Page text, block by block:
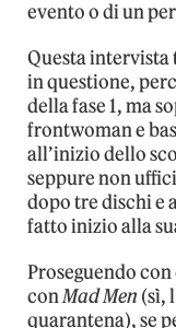
evento o di un
Questa
in questione,
della fase 1, ma
frontwoman e
all’inizio dello
seppure non
dopo tre dischi e
fatto inizio alla
Proseguendo
conMad Men (sì,
quarantena), se